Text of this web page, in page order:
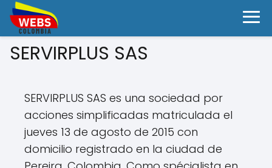
SERVIRPLUS SAS
SERVIRPLUS SAS es una sociedad por
acciones simplificadas matriculada el
jueves 13 de agosto de 2015 con
domicilio registrado en la ciudad de